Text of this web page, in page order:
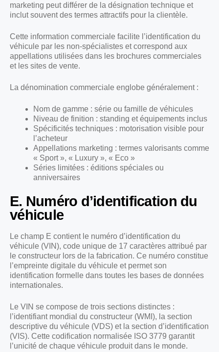
marketing peut différer de la désignation technique et
inclut souvent des termes attractifs pour la clientèle.
Cette information commerciale facilite l’identification du
véhicule par les non-spécialistes et correspond aux
appellations utilisées dans les brochures commerciales
et les sites de vente.
La dénomination commerciale englobe généralement :
Nom de gamme : série ou famille de véhicules
Niveau de finition : standing et équipements inclus
Spécificités techniques : motorisation visible pour
l’acheteur
Appellations marketing : termes valorisants comme
« Sport », « Luxury », « Eco »
Séries limitées : éditions spéciales ou
anniversaires
E. Numéro d’identification du
véhicule
Le champ E contient le numéro d’identification du
véhicule (VIN), code unique de 17 caractères attribué par
le constructeur lors de la fabrication. Ce numéro constitue
l’empreinte digitale du véhicule et permet son
identification formelle dans toutes les bases de données
internationales.
Le VIN se compose de trois sections distinctes :
l’identifiant mondial du constructeur (WMI), la section
descriptive du véhicule (VDS) et la section d’identification
(VIS). Cette codification normalisée ISO 3779 garantit
l’unicité de chaque véhicule produit dans le monde.